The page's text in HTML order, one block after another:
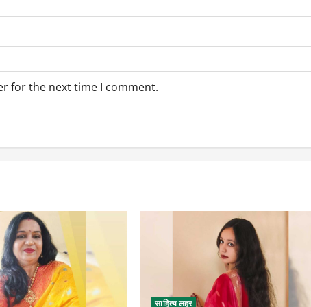
for the next time I comment.
साहित्य लहर